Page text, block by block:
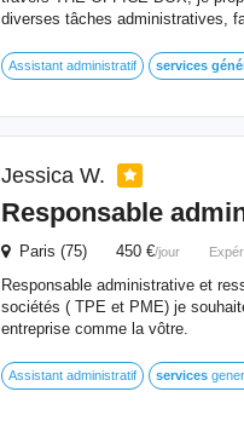
diverses tâches administratives,
Assistant administratif services
Jessica W.
Responsable
Paris (75) 450 €/jour
Responsable administrative et
sociétés ( TPE et PME) je
entreprise comme la vôtre.
Assistant administratif services